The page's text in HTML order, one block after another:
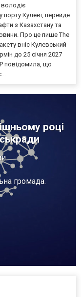
Кулеві, перейде
з Казахстану та
Про це пише The
вніс Кулевський
до 25 січня 2027
повідомила, що
році
громада.